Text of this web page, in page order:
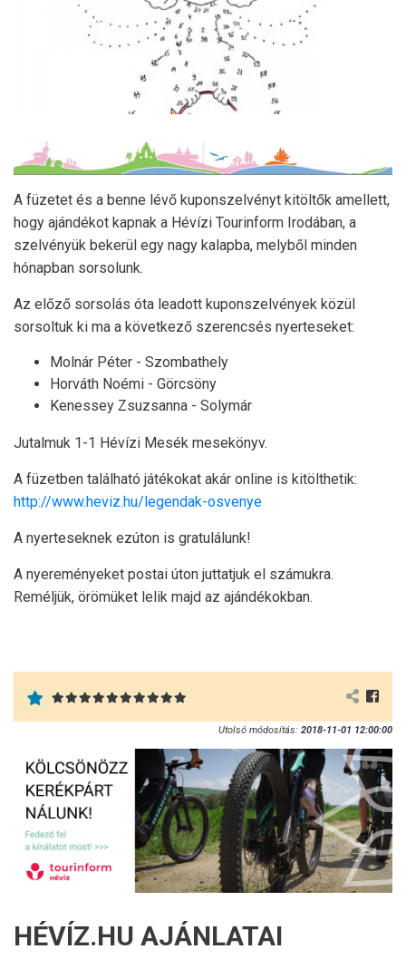
A füzetet és a benne lévő kuponszelvényt kitöltők amellett,
hogy ajándékot kapnak a Hévízi Tourinform Irodában, a
szelvényük bekerül egy nagy kalapba, melyből minden
hónapban sorsolunk.
Az előző sorsolás óta leadott kuponszelvények közül
sorsoltuk ki ma a következő szerencsés nyerteseket:
Molnár Péter - Szombathely
Horváth Noémi - Görcsöny
Kenessey Zsuzsanna - Solymár
Jutalmuk 1-1 Hévízi Mesék mesekönyv.
A füzetben található játékokat akár online is kitölthetik:
http://www.heviz.hu/legendak-osvenye
A nyerteseknek ezúton is gratulálunk!
A nyereményeket postai úton juttatjuk el számukra.
Reméljük, örömüket lelik majd az ajándékokban.
Utolsó módosítás: 2018-11-01 12:00:00
HÉVÍZ.HU AJÁNLATAI